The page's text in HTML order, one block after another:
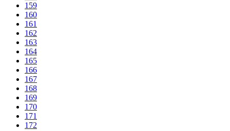
159
160
161
162
163
164
165
166
167
168
169
170
171
172